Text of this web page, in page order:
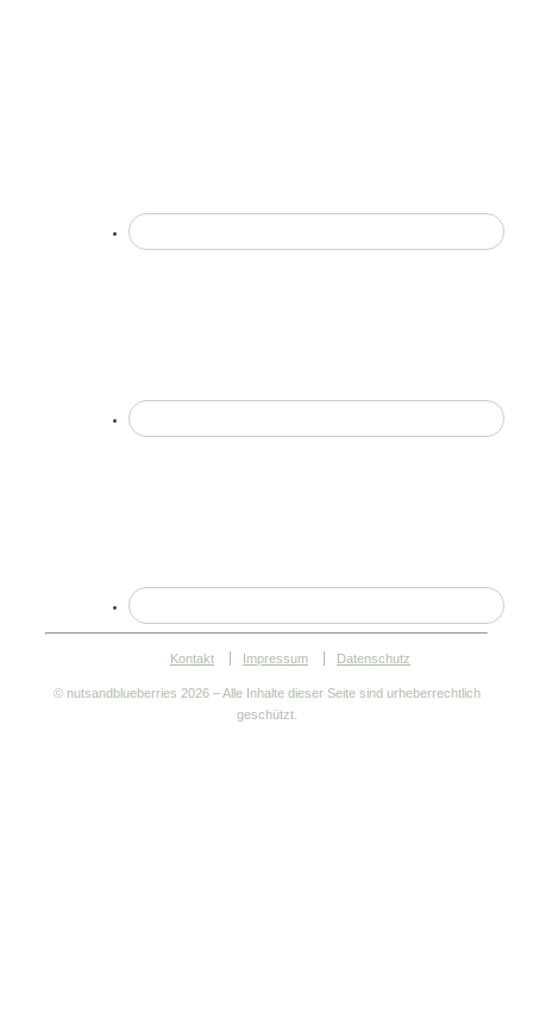
Kontakt Impressum Datenschutz
© nutsandblueberries 2026 – Alle Inhalte dieser Seite sind urheberrechtlich
geschützt.